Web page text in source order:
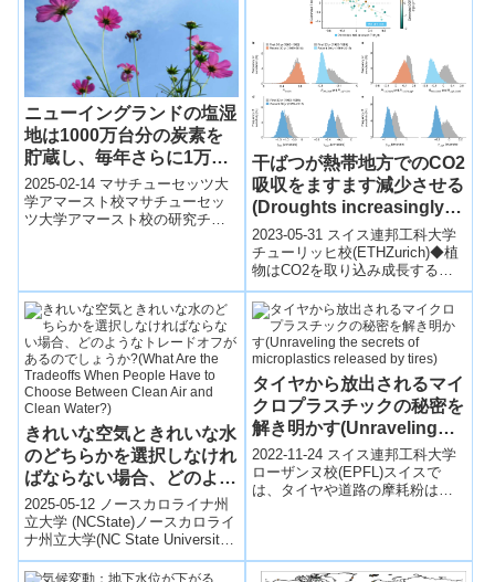
ニューイングランドの塩湿
地は1000万台分の炭素を
貯蔵し、毎年さらに1万
5000台分を追加する(New
England’s Salt Marshes
Store 10 Million Cars’
Worth Every Year)
2025-02-14 マサチューセッツ大
学アマースト校マサチューセッ
ツ大学アマースト校の研究チー
干ばつが熱帯地方でのCO2
吸収をますます減少させる
(Droughts increasingly
reduce CO2 uptake in the
tropics)
2023-05-31 スイス連邦工科大学
チューリッヒ校(ETHZurich)◆植
物はCO2を取り込み成長する
が、水不足が増えると炭素吸収
が減少することが研究で明...
きれいな空気ときれいな水
のどちらかを選択しなけれ
ばならない場合、どのよう
なトレードオフがあるので
しょうか?(What Are the
Tradeoffs When People
Have to Choose Between
2025-05-12 ノースカロライナ州
立大学 (NCState)ノースカロライ
ナ州立大学(NC State University)
の研究チームは、清潔な水を
得...
タイヤから放出されるマイ
クロプラスチックの秘密を
解き明かす(Unraveling
the secrets of
microplastics released
by tires)
2022-11-24 スイス連邦工科大学
ローザンヌ校(EPFL)スイスで
は、タイヤや道路の摩耗粉は、